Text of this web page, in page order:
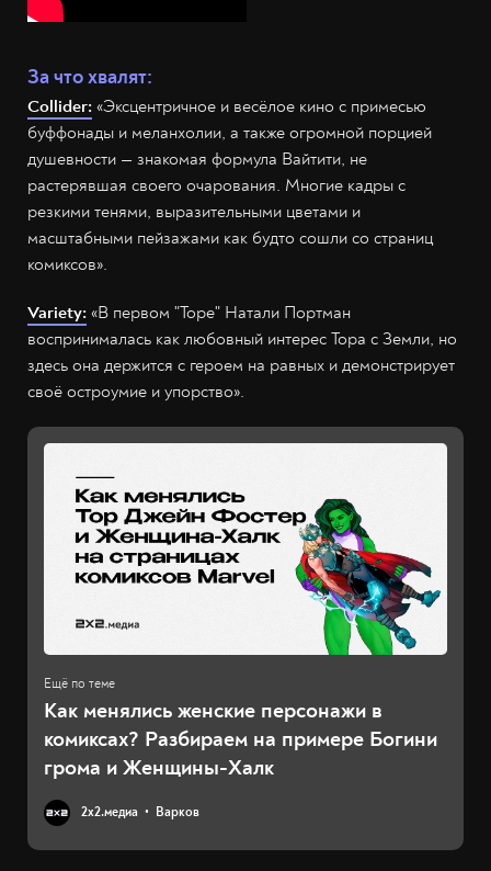
За что хвалят:
Collider: «Эксцентричное и весёлое кино с примесью
буффонады и меланхолии, а также огромной порцией
душевности — знакомая формула Вайтити, не
растерявшая своего очарования. Многие кадры с
резкими тенями, выразительными цветами и
масштабными пейзажами как будто сошли со страниц
комиксов».
Variety: «В первом "Торе" Натали Портман
воспринималась как любовный интерес Тора с Земли, но
здесь она держится с героем на равных и демонстрирует
своё остроумие и упорство».
Как менялись женские персонажи в
комиксах? Разбираем на примере Богини
грома и Женщины-Халк
2х2.медиа Варков